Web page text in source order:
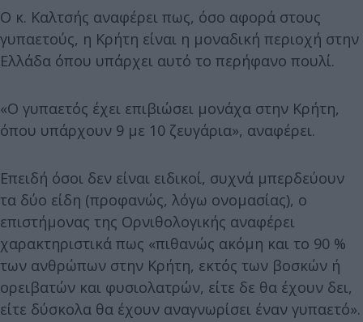
Ο κ. Καλτσής αναφέρει πως, όσο αφορά στους
γυπαετούς, η Κρήτη είναι η μοναδική περιοχή στην
Ελλάδα όπου υπάρχει αυτό το περήφανο πουλί.
«Ο γυπαετός έχει επιβιώσει μονάχα στην Κρήτη,
όπου υπάρχουν 9 με 10 ζευγάρια», αναφέρει.
Επειδή όσοι δεν είναι ειδικοί, συχνά μπερδεύουν
τα δύο είδη (προφανώς, λόγω ονομασίας), ο
επιστήμονας της Ορνιθολογικής αναφέρει
χαρακτηριστικά πως «πιθανώς ακόμη και το 90 %
των ανθρώπων στην Κρήτη, εκτός των βοσκών ή
ορειβατών και φυσιολατρών, είτε δε θα έχουν δει,
είτε δύσκολα θα έχουν αναγνωρίσει έναν γυπαετό».